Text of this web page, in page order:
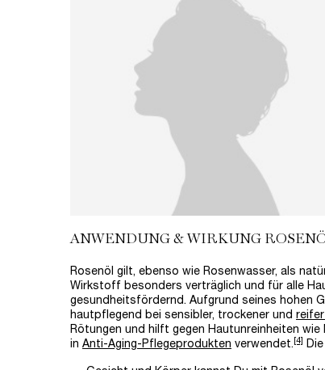
ANWENDUNG & WIRKUNG
Rosenöl gilt, ebenso wie Rosenwasser, als
Wirkstoff besonders verträglich und für alle
gesundheitsfördernd. Aufgrund seines hohen
hautpflegend bei sensibler, trockener und
Rötungen und hilft gegen Hautunreinheiten
in Anti-Aging-Pflegeprodukten verwendet. [4]